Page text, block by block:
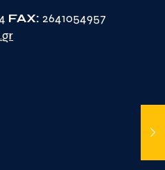
FAX: 2641054957